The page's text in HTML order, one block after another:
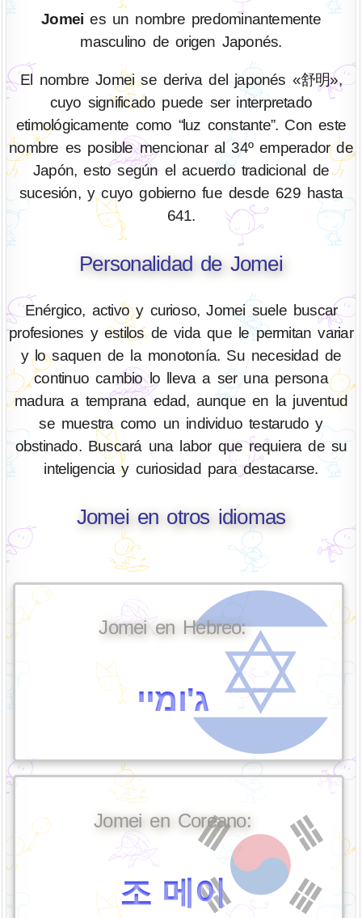
Jomei es un nombre predominantemente
masculino de origen Japonés.
El nombre Jomei se deriva del japonés «舒明»,
cuyo significado puede ser interpretado
etimológicamente como “luz constante”. Con este
nombre es posible mencionar al 34º emperador de
Japón, esto según el acuerdo tradicional de
sucesión, y cuyo gobierno fue desde 629 hasta
641.
Personalidad de Jomei
Enérgico, activo y curioso, Jomei suele buscar
profesiones y estilos de vida que le permitan variar
y lo saquen de la monotonía. Su necesidad de
continuo cambio lo lleva a ser una persona
madura a temprana edad, aunque en la juventud
se muestra como un individuo testarudo y
obstinado. Buscará una labor que requiera de su
inteligencia y curiosidad para destacarse.
Jomei en otros idiomas
Jomei en Hebreo:
ג'ומיי
Jomei en Coreano:
조 메이